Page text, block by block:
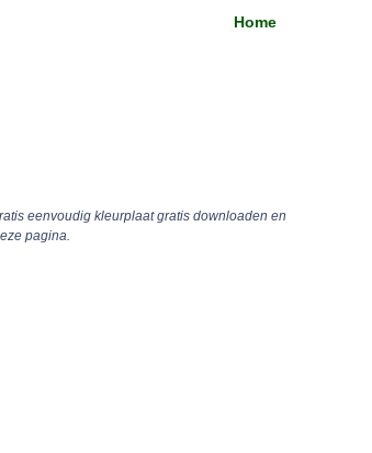
Home
eenvoudig kleurplaat gratis downloaden en
pagina.